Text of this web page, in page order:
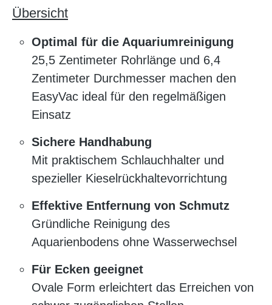
Übersicht
Optimal für die Aquariumreinigung
25,5 Zentimeter Rohrlänge und 6,4
Zentimeter Durchmesser machen den
EasyVac ideal für den regelmäßigen
Einsatz
Sichere Handhabung
Mit praktischem Schlauchhalter und
spezieller Kieselrückhaltevorrichtung
Effektive Entfernung von Schmutz
Gründliche Reinigung des
Aquarienbodens ohne Wasserwechsel
Für Ecken geeignet
Ovale Form erleichtert das Erreichen von